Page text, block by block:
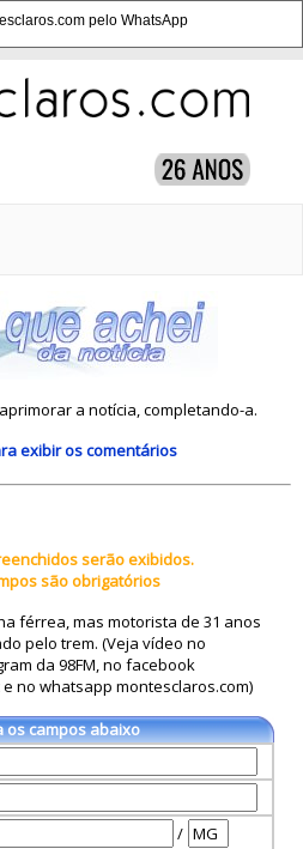
pelo WhatsApp
a notícia, completando-a.
exibir os comentários
serão exibidos.
são obrigatórios
férrea, mas motorista de 31 anos
pelo trem. (Veja vídeo no
da 98FM, no facebook
no whatsapp montesclaros.com)
os campos abaixo
/